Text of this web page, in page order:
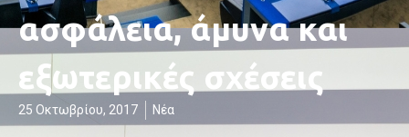
ασφάλεια, άμυνα και
εξωτερικές σχέσεις
25 Οκτωβρίου, 2017 Νέα